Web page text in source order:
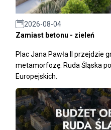
2026-08-04
Zamiast betonu - zieleń
Plac Jana Pawła II przejdzie
metamorfozę. Ruda Śląska
Europejskich.